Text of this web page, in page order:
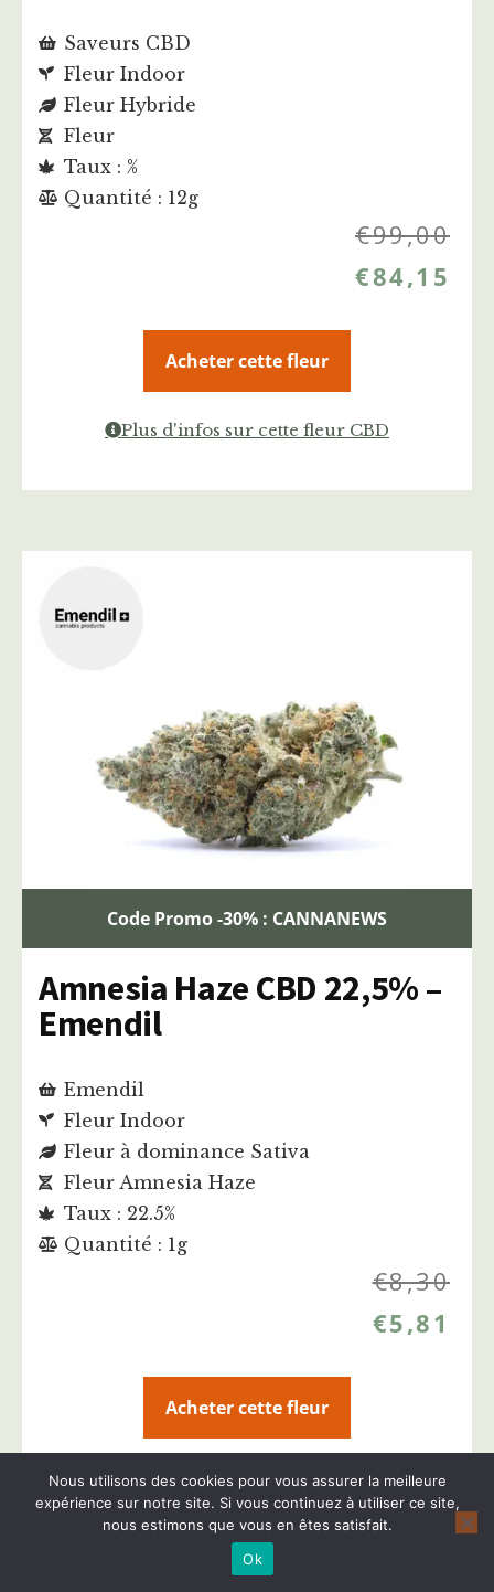
Saveurs CBD
Fleur Indoor
Fleur Hybride
Fleur
Taux : %
Quantité : 12g
€99,00
€84,15
Acheter cette fleur
Plus d'infos sur cette fleur CBD
Code Promo -30% : CANNANEWS
Amnesia Haze CBD 22,5% –
Emendil
Emendil
Fleur Indoor
Fleur à dominance Sativa
Fleur Amnesia Haze
Taux : 22.5%
Quantité : 1g
€8,30
€5,81
Acheter cette fleur
Plus d'infos sur cette fleur CBD
Nous utilisons des cookies pour vous assurer la meilleure
expérience sur notre site. Si vous continuez à utiliser ce site,
nous estimons que vous en êtes satisfait.
Ok